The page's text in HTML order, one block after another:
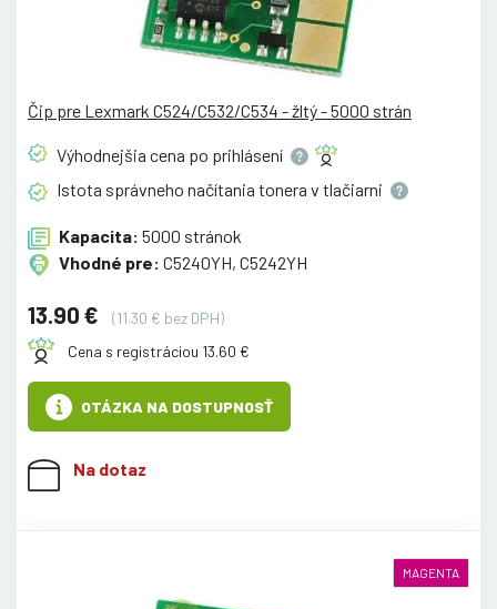
Čip pre Lexmark C524/C532/C534 - žltý - 5000 strán
Výhodnejšia cena po prihlásení
Istota správneho načítania tonera v tlačiarni
Kapacita: 5000 stránok
Vhodné pre: C5240YH, C5242YH
13.90 €
(11.30 € bez DPH)
Cena s registráciou 13.60 €
OTÁZKA NA DOSTUPNOSŤ
Na dotaz
MAGENTA